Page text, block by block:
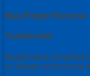
Baja Ringan Kencana
Testimonial
Bagaimana
ini adalah testimonial